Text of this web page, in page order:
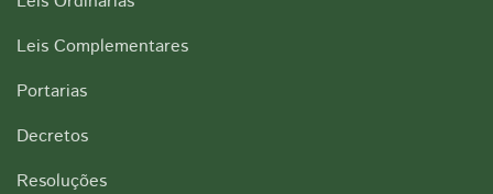
Leis Complementares
Portarias
Decretos
Resoluções